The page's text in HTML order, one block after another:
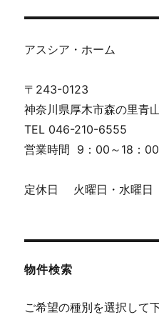
アスシア・ホーム
〒243-0123
神奈川県厚木市森の里青
TEL 046-210-6555
営業時間 9：00～18：00
定休日 火曜日・水曜日
物件検索
ご希望の種別を選択して